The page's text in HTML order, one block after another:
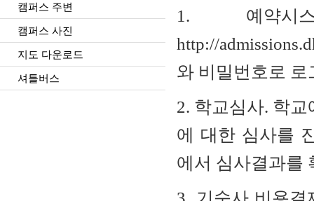
캠퍼스 주변
캠퍼스 사진
지도 다운로드
셔틀버스
1. 예약시
http://
와 비밀번호로
2. 학교심사. 학교
에 대한 심사를
에서 심사결과를